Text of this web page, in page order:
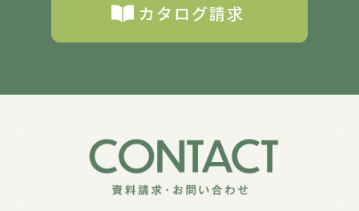
カタログ請求